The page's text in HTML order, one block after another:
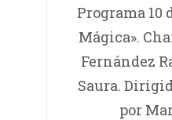
Programa 10
Mágica».
Fernández
Saura.
por